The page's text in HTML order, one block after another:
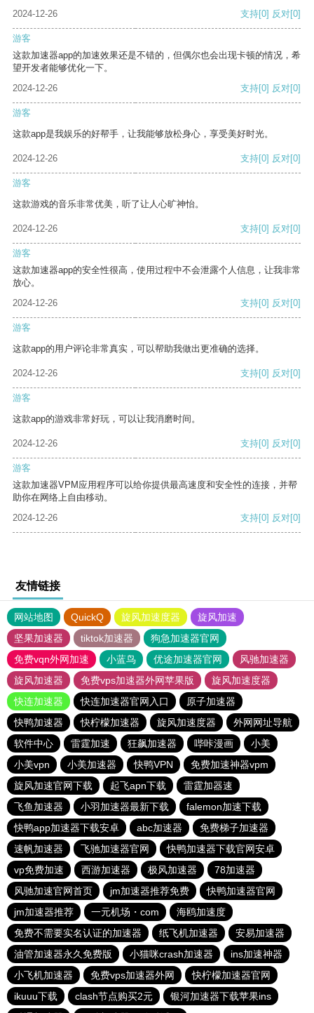
2024-12-26
支持[0] 反对[0]
游客
这款加速器app的加速效果还是不错的，但偶尔也会出现卡顿的情况，希
望开发者能够优化一下。
2024-12-26
支持[0] 反对[0]
游客
这款app是我娱乐的好帮手，让我能够放松身心，享受美好时光。
2024-12-26 支持[0] 反对[0]
游客
这款游戏的音乐非常优美，听了让人心旷神怡。
2024-12-26 支持[0] 反对[0]
游客
这款加速器app的安全性很高，使用过程中不会泄露个人信息，让我非常
放心。
2024-12-26
支持[0] 反对[0]
游客
这款app的用户评论非常真实，可以帮助我做出更准确的选择。
2024-12-26 支持[0] 反对[0]
游客
这款app的游戏非常好玩，可以让我消磨时间。
2024-12-26 支持[0] 反对[0]
游客
这款加速器VPM应用程序可以给你提供最高速度和安全性的连接，并帮
助你在网络上自由移动。
2024-12-26
支持[0] 反对[0]
友情链接
网站地图 QuickQ 旋风加速度器
旋风加速
坚果加速器
tiktok加速器
狗急加速器官网
免费vqn外网加速
小蓝鸟 优途加速器官网
风驰加速器
旋风加速器
免费vps加速器外网苹果版
旋风加速度器
快连加速器
快连加速器官网入口
原子加速器
快鸭加速器
快柠檬加速器 旋风加速度器
外网网址导航
软件中心
雷霆加速 狂飙加速器 哔咔漫画
小美
小美vpn
小美加速器 快鸭VPN
免费加速神器vpm
旋风加速官网下载
起飞apn下载
雷霆加器速
飞鱼加速器
小羽加速器最新下载
falemon加速下载
快鸭app加速器下载安卓
abc加速器
免费梯子加速器
速帆加速器
飞驰加速器官网
快鸭加速器下载官网安卓
vp免费加速
西游加速器 极风加速器
78加速器
风驰加速官网首页
jm加速器推荐免费
快鸭加速器官网
jm加速器推荐
一元机场・com
海鸥加速度
免费不需要实名认证的加速器
纸飞机加速器
安易加速器
油管加速器永久免费版
小猫咪crash加速器
ins加速神器
小飞机加速器
免费vps加速器外网
快柠檬加速器官网
ikuuu下载
clash节点购买2元
银河加速器下载苹果ins